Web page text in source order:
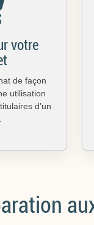
votre
de façon
utilisation
d’un